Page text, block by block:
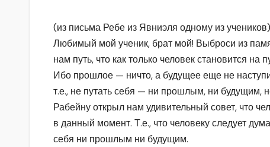
(из письма Ребе из Явниэля одному из
Любимый мой ученик, брат мой! Выброси из
нам путь, что как только человек становится
Ибо прошлое — ничто, а будущее еще не
т.е., не путать себя — ни прошлым, ни будущим,
Рабейну открыл нам удивительный совет, что
в данный момент. Т.е., что человеку следует
себя ни прошлым ни будущим.